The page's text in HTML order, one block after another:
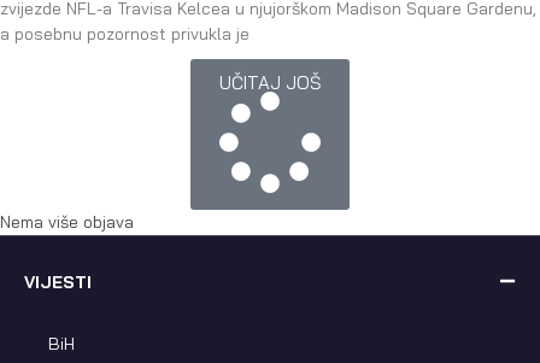
zvijezde NFL-a Travisa Kelcea u njujorškom Madison Square Gardenu,
a posebnu pozornost privukla je
UČITAJ JOŠ
Nema više objava
VIJESTI
BiH